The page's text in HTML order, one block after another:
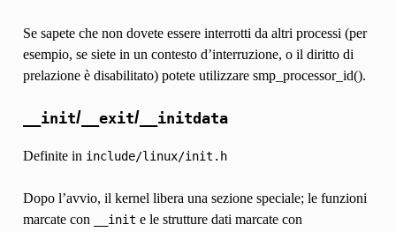
Se sapete che non dovete essere interrotti da altri processi (per
esempio, se siete in un contesto d’interruzione, o il diritto di
prelazione è disabilitato) potete utilizzare smp_processor_id().
__init/ __exit/ __initdata
Definite in include/linux/init.h
Dopo l’avvio, il kernel libera una sezione speciale; le funzioni
marcate con
__init e le strutture dati marcate con